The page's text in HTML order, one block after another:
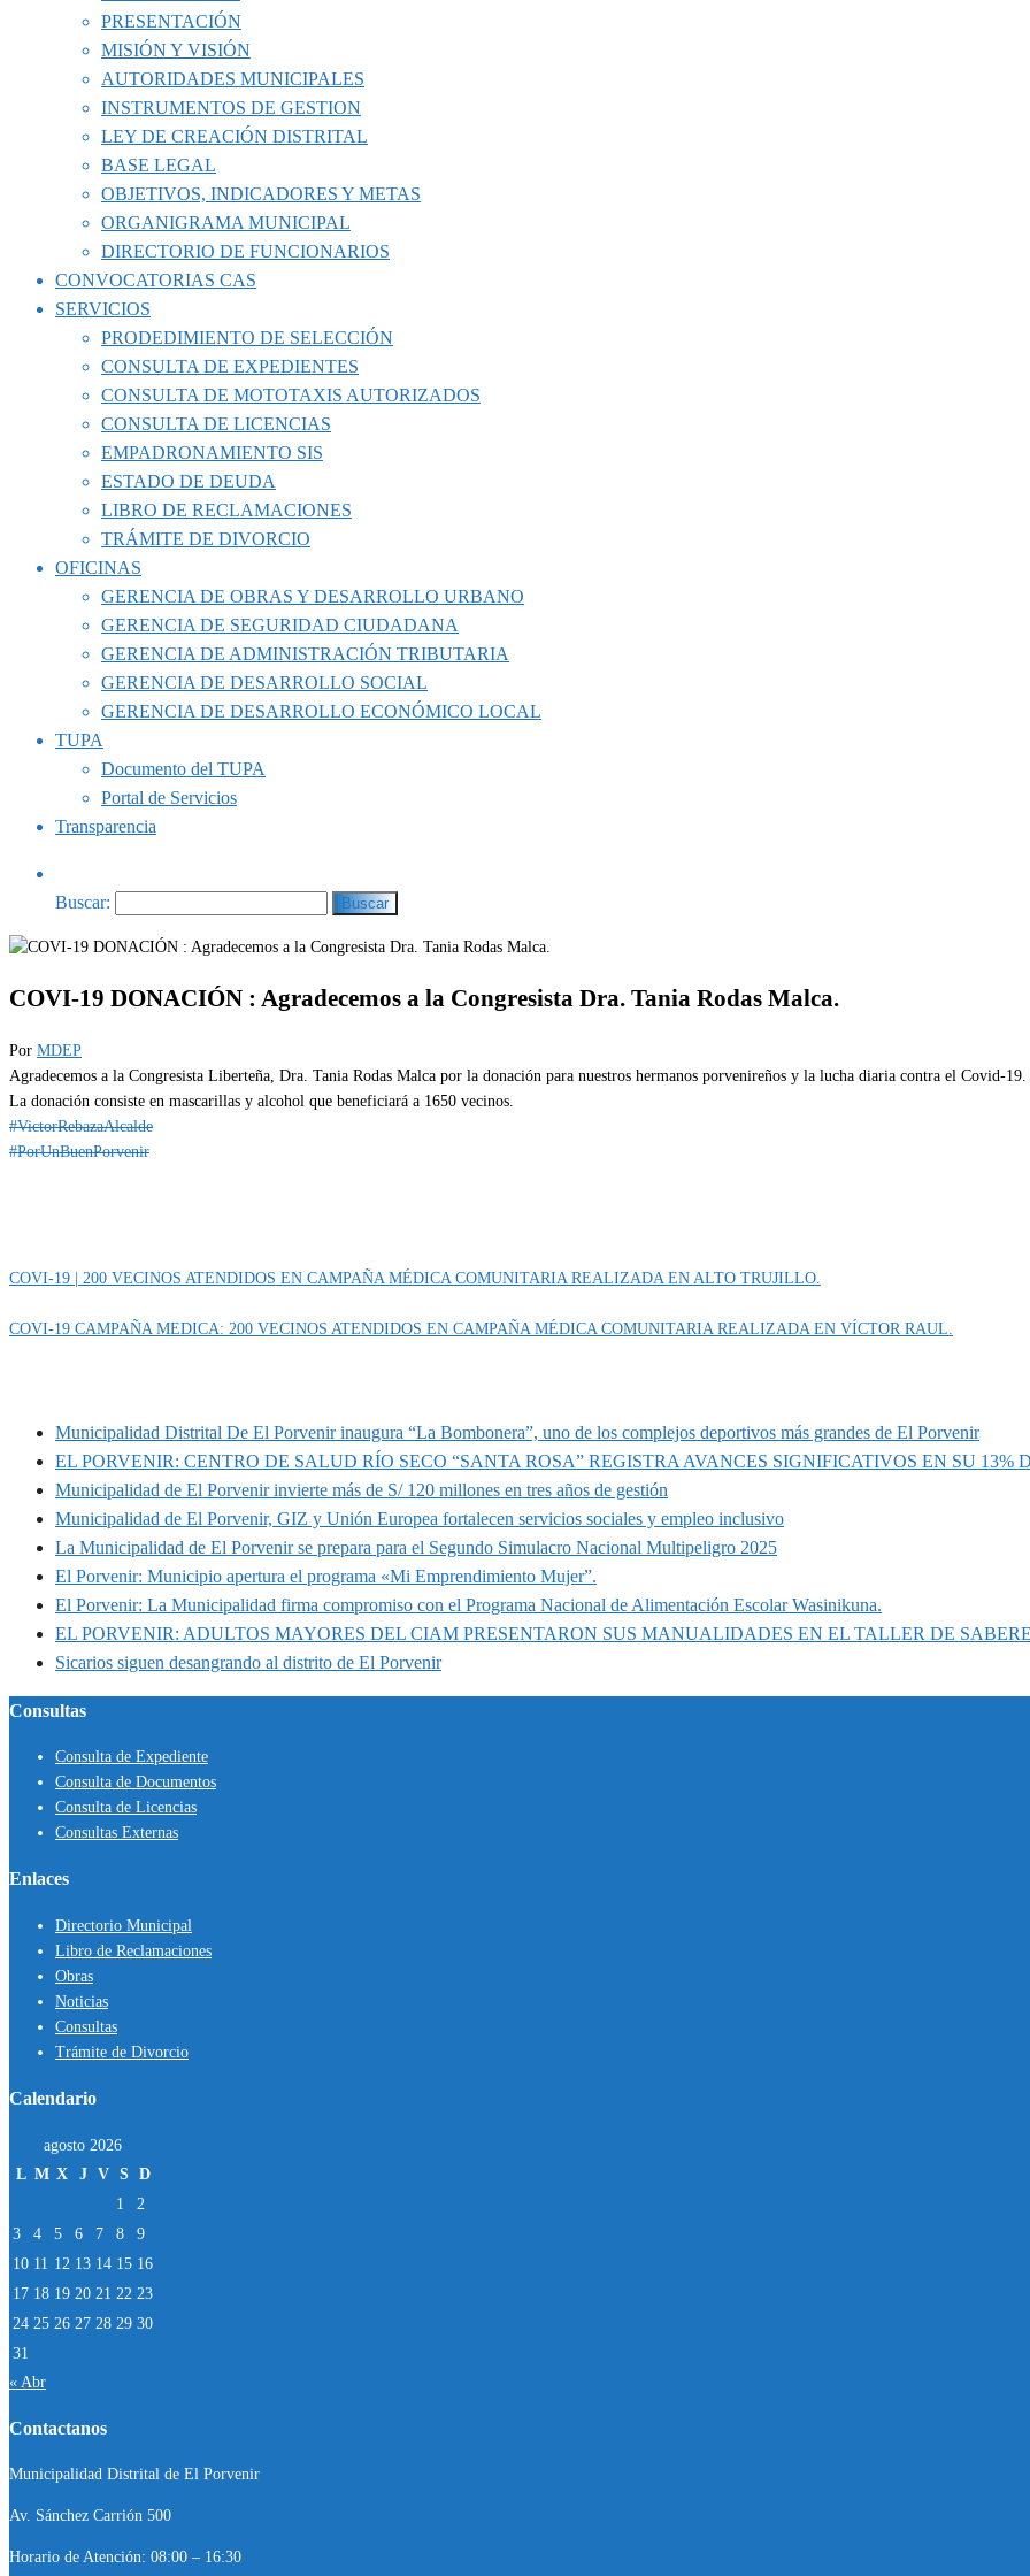
PRESENTACIÓN
MISIÓN Y VISIÓN
AUTORIDADES MUNICIPALES
INSTRUMENTOS DE GESTION
LEY DE CREACIÓN DISTRITAL
BASE LEGAL
OBJETIVOS, INDICADORES Y METAS
ORGANIGRAMA MUNICIPAL
DIRECTORIO DE FUNCIONARIOS
CONVOCATORIAS CAS
SERVICIOS
PRODEDIMIENTO DE SELECCIÓN
CONSULTA DE EXPEDIENTES
CONSULTA DE MOTOTAXIS AUTORIZADOS
CONSULTA DE LICENCIAS
EMPADRONAMIENTO SIS
ESTADO DE DEUDA
LIBRO DE RECLAMACIONES
TRÁMITE DE DIVORCIO
OFICINAS
GERENCIA DE OBRAS Y DESARROLLO URBANO
GERENCIA DE SEGURIDAD CIUDADANA
GERENCIA DE ADMINISTRACIÓN TRIBUTARIA
GERENCIA DE DESARROLLO SOCIAL
GERENCIA DE DESARROLLO ECONÓMICO LOCAL
TUPA
Documento del TUPA
Portal de Servicios
Transparencia
Buscar:
COVI-19 DONACIÓN : Agradecemos a la Congresista Dra. Tania Rodas Malca.
Por MDEP
Agradecemos a la Congresista Liberteña, Dra. Tania Rodas Malca por la donación para nuestros hermanos porvenireños y la lucha diaria contra el Covid-19.
La donación consiste en mascarillas y alcohol que beneficiará a 1650 vecinos.
#VictorRebazaAlcalde
#PorUnBuenPorvenir
COVI-19 | 200 VECINOS ATENDIDOS EN CAMPAÑA MÉDICA COMUNITARIA REALIZADA EN ALTO TRUJILLO.
COVI-19 CAMPAÑA MEDICA: 200 VECINOS ATENDIDOS EN CAMPAÑA MÉDICA COMUNITARIA REALIZADA EN VÍCTOR RAUL.
Municipalidad Distrital De El Porvenir inaugura “La Bombonera”, uno de los complejos deportivos más grandes de El Porvenir
EL PORVENIR: CENTRO DE SALUD RÍO SECO “SANTA ROSA” REGISTRA AVANCES SIGNIFICATIVOS EN SU 13%
Municipalidad de El Porvenir invierte más de S/ 120 millones en tres años de gestión
Municipalidad de El Porvenir, GIZ y Unión Europea fortalecen servicios sociales y empleo inclusivo
La Municipalidad de El Porvenir se prepara para el Segundo Simulacro Nacional Multipeligro 2025
El Porvenir: Municipio apertura el programa «Mi Emprendimiento Mujer”.
El Porvenir: La Municipalidad firma compromiso con el Programa Nacional de Alimentación Escolar Wasinikuna.
EL PORVENIR: ADULTOS MAYORES DEL CIAM PRESENTARON SUS MANUALIDADES EN EL TALLER DE
Sicarios siguen desangrando al distrito de El Porvenir
Consultas
Consulta de Expediente
Consulta de Documentos
Consulta de Licencias
Consultas Externas
Enlaces
Directorio Municipal
Libro de Reclamaciones
Obras
Noticias
Consultas
Trámite de Divorcio
Calendario
agosto 2026
L M X J V S D
1
2
3
4 5 6 7 8
9
10 11 12 13 14 15 16
17 18 19 20 21 22 23
24 25 26 27 28 29 30
31
« Abr
Contactanos
Municipalidad Distrital de El Porvenir
Av. Sánchez Carrión 500
Horario de Atención: 08:00 – 16:30